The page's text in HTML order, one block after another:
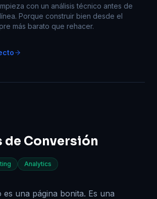
con un análisis técnico antes de
Porque construir bien desde el
más barato que rehacer.
de Conversión
Analytics
es una página bonita. Es una